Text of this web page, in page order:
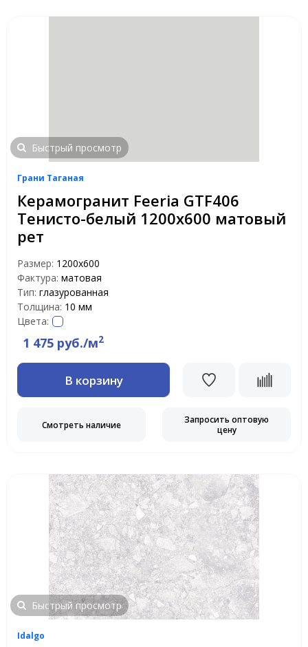
Быстрый просмотр
Грани Таганая
Керамогранит Feeria GTF406
Тенисто-белый 1200х600 матовый
рет
Размер: 1200х600
Фактура: матовая
Тип: глазурованная
Толщина: 10 мм
Цвета:
1 475 руб./м2
В корзину
Смотреть наличие
Запросить оптовую
цену
Быстрый просмотр
Idalgo